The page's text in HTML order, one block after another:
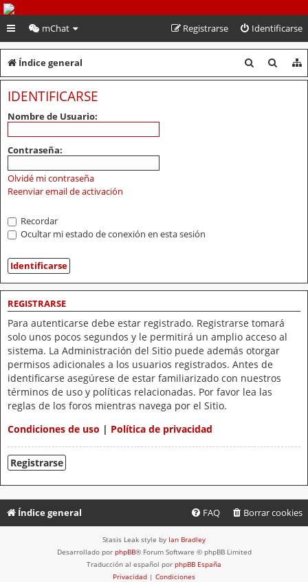
PeruVoley.com
mChat Identificarse
Registrarse
Índice general
u
u
IDENTIFICARSE
Nombre de Usuario:
Contraseña:
Olvidé mi contraseña
Reenviar email de activación
Recordar
Ocultar mi estado de conexión en esta sesión
REGISTRARSE
Para autenticarse debe estar registrado. Registrarse tomará
solo unos pocos segundos y le permitirá un amplio acceso al
sistema. La Administración del Sitio puede además otorgar
permisos adicionales a los usuarios registrados. Antes de
identificarse asegúrese de estar familiarizado con nuestros
términos de uso y políticas relacionadas. Por favor lea las
reglas de los foros mientras navega por el Sitio.
Condiciones de uso | Política de privacidad
Registrarse
Índice general Borrar cookies
FAQ
Stasis Leak style by Ian Bradley
Desarrollado por phpBB® Forum Software © phpBB Limited
Traducción al español por phpBB España
Privacidad | Condiciones